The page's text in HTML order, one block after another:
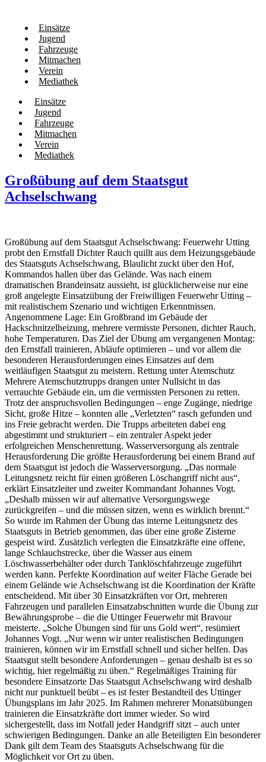
Einsätze
Jugend
Fahrzeuge
Mitmachen
Verein
Mediathek
Einsätze
Jugend
Fahrzeuge
Mitmachen
Verein
Mediathek
Großübung auf dem Staatsgut
Achselschwang
Großübung auf dem Staatsgut Achselschwang: Feuerwehr Utting
probt den Ernstfall Dichter Rauch quillt aus dem Heizungsgebäude
des Staatsguts Achselschwang, Blaulicht zuckt über den Hof,
Kommandos hallen über das Gelände. Was nach einem
dramatischen Brandeinsatz aussieht, ist glücklicherweise nur eine
groß angelegte Einsatzübung der Freiwilligen Feuerwehr Utting –
mit realistischem Szenario und wichtigen Erkenntnissen.
Angenommene Lage: Ein Großbrand im Gebäude der
Hackschnitzelheizung, mehrere vermisste Personen, dichter Rauch,
hohe Temperaturen. Das Ziel der Übung am vergangenen Montag:
den Ernstfall trainieren, Abläufe optimieren – und vor allem die
besonderen Herausforderungen eines Einsatzes auf dem
weitläufigen Staatsgut zu meistern. Rettung unter Atemschutz
Mehrere Atemschutztrupps drangen unter Nullsicht in das
verrauchte Gebäude ein, um die vermissten Personen zu retten.
Trotz der anspruchsvollen Bedingungen – enge Zugänge, niedrige
Sicht, große Hitze – konnten alle „Verletzten“ rasch gefunden und
ins Freie gebracht werden. Die Trupps arbeiteten dabei eng
abgestimmt und strukturiert – ein zentraler Aspekt jeder
erfolgreichen Menschenrettung. Wasserversorgung als zentrale
Herausforderung Die größte Herausforderung bei einem Brand auf
dem Staatsgut ist jedoch die Wasserversorgung. „Das normale
Leitungsnetz reicht für einen größeren Löschangriff nicht aus“,
erklärt Einsatzleiter und zweiter Kommandant Johannes Vogt.
„Deshalb müssen wir auf alternative Versorgungswege
zurückgreifen – und die müssen sitzen, wenn es wirklich brennt.“
So wurde im Rahmen der Übung das interne Leitungsnetz des
Staatsguts in Betrieb genommen, das über eine große Zisterne
gespeist wird. Zusätzlich verlegten die Einsatzkräfte eine offene,
lange Schlauchstrecke, über die Wasser aus einem
Löschwasserbehälter oder durch Tanklöschfahrzeuge zugeführt
werden kann. Perfekte Koordination auf weiter Fläche Gerade bei
einem Gelände wie Achselschwang ist die Koordination der Kräfte
entscheidend. Mit über 30 Einsatzkräften vor Ort, mehreren
Fahrzeugen und parallelen Einsatzabschnitten wurde die Übung zur
Bewährungsprobe – die die Uttinger Feuerwehr mit Bravour
meisterte. „Solche Übungen sind für uns Gold wert“, resümiert
Johannes Vogt. „Nur wenn wir unter realistischen Bedingungen
trainieren, können wir im Ernstfall schnell und sicher helfen. Das
Staatsgut stellt besondere Anforderungen – genau deshalb ist es so
wichtig, hier regelmäßig zu üben.“ Regelmäßiges Training für
besondere Einsatzorte Das Staatsgut Achselschwang wird deshalb
nicht nur punktuell beübt – es ist fester Bestandteil des Uttinger
Übungsplans im Jahr 2025. Im Rahmen mehrerer Monatsübungen
trainieren die Einsatzkräfte dort immer wieder. So wird
sichergestellt, dass im Notfall jeder Handgriff sitzt – auch unter
schwierigen Bedingungen. Danke an alle Beteiligten Ein besonderer
Dank gilt dem Team des Staatsguts Achselschwang für die
Möglichkeit vor Ort zu üben.